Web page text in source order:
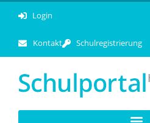
Login
Kontakt Schulregistrierung